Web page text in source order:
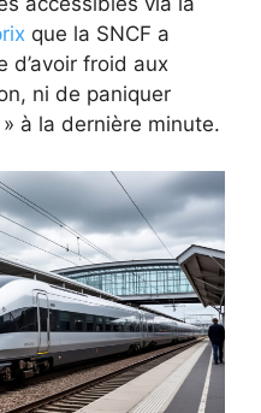
que la SNCF a
d’avoir froid aux
ni de paniquer
à la dernière minute.